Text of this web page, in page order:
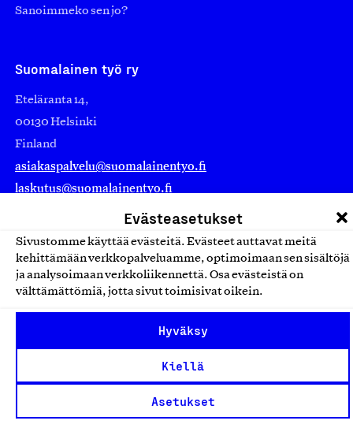
Evästeasetukset
Sivustomme käyttää evästeitä. Evästeet auttavat meitä
kehittämään verkkopalveluamme, optimoimaan sen sisältöjä
ja analysoimaan verkkoliikennettä. Osa evästeistä on
välttämättömiä, jotta sivut toimisivat oikein.
Hyväksy
Kiellä
Asetukset
Sanoimmeko sen jo?
Suomalainen työ ry
Eteläranta 14,
00130 Helsinki
Finland
asiakaspalvelu@suomalainentyo.fi
laskutus@suomalainentyo.fi
Avainlippu